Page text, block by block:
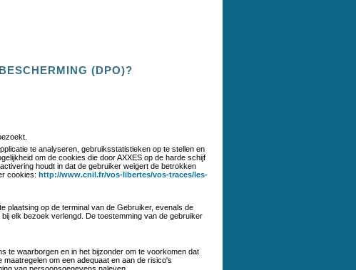
(DPO)?
te analyseren, gebruiksstatistieken op te stellen en
om de cookies die door AXXES op de harde schijf
houdt in dat de gebruiker weigert de betrokken
cookies: http://www.cnil.fr/vos-libertes/vos-traces/les-
plaatsing op de terminal van de Gebruiker, evenals de
elk bezoek verlengd. De toestemming van de gebruiker
te waarborgen en in het bijzonder om te voorkomen dat
om een adequaat en aan de risico's